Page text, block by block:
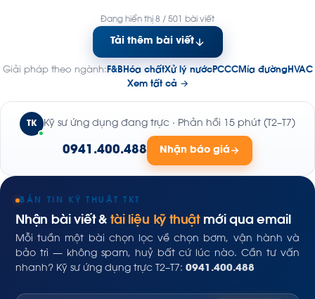
Đang hiển thị 8 / 501 bài viết
Tải thêm bài viết
Giải pháp theo ngành: F&BHóa chấtXử lý nướcPCCCMía đườngHVAC
Xem tất cả →
TK Kỹ sư ứng dụng đang trực · Phản hồi 15 phút (T2–T7)
0941.400.488 Nhận báo giá
BẢN TIN KỸ THUẬT TKT
Nhận bài viết &tài liệu kỹ thuậtmới qua email
Mỗi tuần một bài chọn lọc về chọn bơm, vận hành và
bảo trì — không spam, huỷ bất cứ lúc nào. Cần tư vấn
nhanh? Kỹ sư ứng dụng trực T2–T7: 0941.400.488